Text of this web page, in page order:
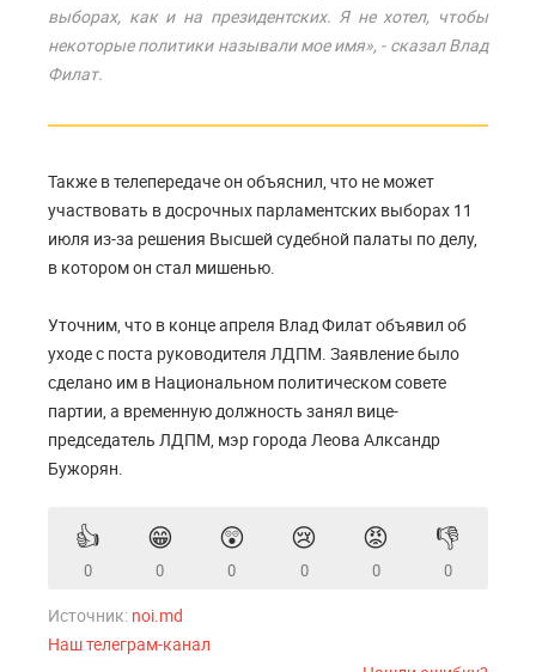
выборах, как и на президентских. Я не хотел, чтобы
некоторые политики называли мое имя», - сказал Влад
Филат.
Также в телепередаче он объяснил, что не может
участвовать в досрочных парламентских выборах 11
июля из-за решения Высшей судебной палаты по делу,
в котором он стал мишенью.
Уточним, что в конце апреля Влад Филат объявил об
уходе с поста руководителя ЛДПМ. Заявление было
сделано им в Национальном политическом совете
партии, а временную должность занял вице-
председатель ЛДПМ, мэр города Леова Алксандр
Бужорян.
👍
0
😁
0
😲
0
😢
0
😡
0
👎
0
Источник: noi.md
Наш телеграм-канал